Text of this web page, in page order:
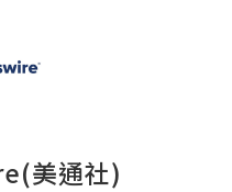
美通社)